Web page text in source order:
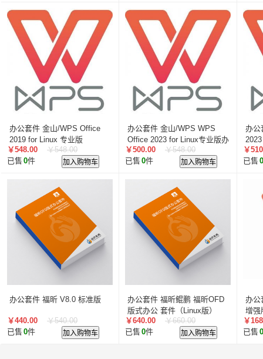
办公套件 金山/WPS Office
2019 for Linux 专业版
￥548.00
￥548.00
已售 0件 加入购物车
办公套件 金山/WPS WPS
Office 2023 for Linux专业版办
公软件V12.8 专业版
￥500.00
￥548.00
已售 0件 加入购物车
办公
￥
已售 0
办公套件 福昕 V8.0 标准版
￥440.00
￥540.00
已售 0件 加入购物车
办公套件 福昕鲲鹏 福昕OFD
版式办公 套件（Linux版）
V8.0（三年） 专业版
￥640.00
￥660.00
已售 0件 加入购物车
办公
增强
￥
已售 0